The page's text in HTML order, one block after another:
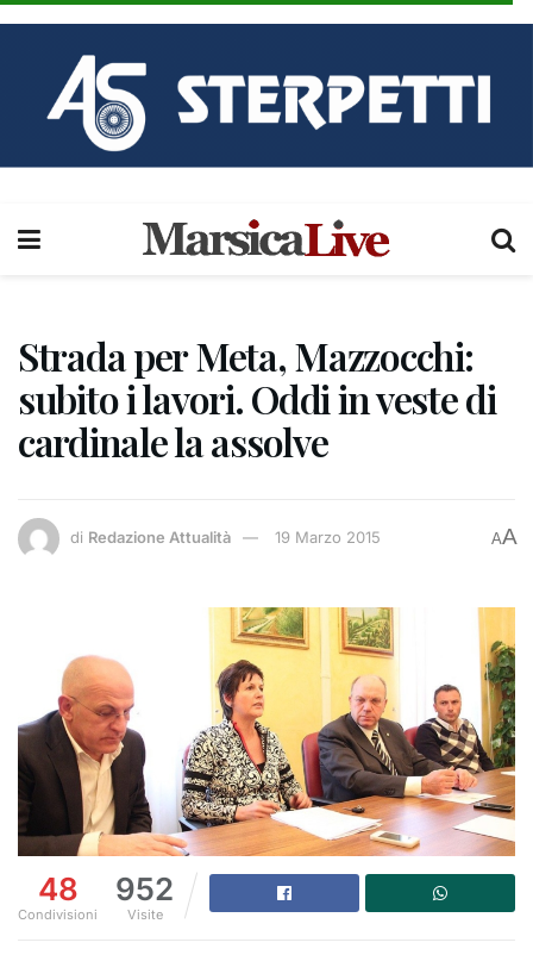
Strada per Meta, Mazzocchi:
subito i lavori. Oddi in veste di
cardinale la assolve
di Redazione Attualità 19 Marzo 2015 AA
48
Condivisioni
952
Visite